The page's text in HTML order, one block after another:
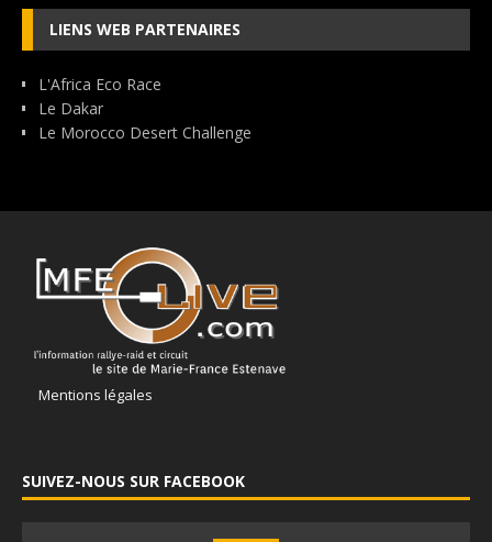
LIENS WEB PARTENAIRES
L'Africa Eco Race
Le Dakar
Le Morocco Desert Challenge
Mentions légales
SUIVEZ-NOUS SUR FACEBOOK